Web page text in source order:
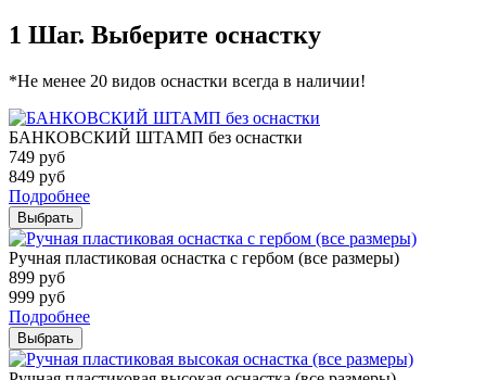
1 Шаг. Выберите оснастку
*Не менее 20 видов оснастки всегда в наличии!
БАНКОВСКИЙ ШТАМП без оснастки
749 руб
849 руб
Подробнее
Выбрать
Ручная пластиковая оснастка с гербом (все размеры)
899 руб
999 руб
Подробнее
Выбрать